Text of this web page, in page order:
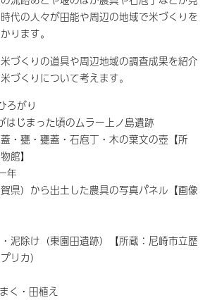
代の人々が田能や周辺の地域で米づくりを
ります。
づくりの道具や周辺地域の調査成果を紹介
づくりについて考えます。
ろがり
はじまった頃のムラー上ノ島遺跡
・甕・甕蓋・石庖丁・木の葉文の壺【所
館】
年
県）から出土した農具の写真パネル【画像
泥除け（東園田遺跡）【所蔵：尼崎市立歴
リカ）
く・田植え